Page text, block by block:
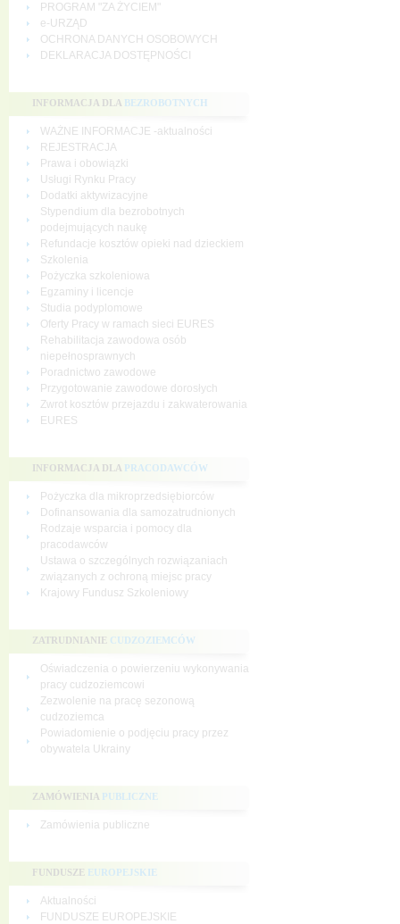
PROGRAM "ZA ŻYCIEM"
e-URZĄD
OCHRONA DANYCH OSOBOWYCH
DEKLARACJA DOSTĘPNOŚCI
INFORMACJA DLA BEZROBOTNYCH
WAŻNE INFORMACJE -aktualności
REJESTRACJA
Prawa i obowiązki
Usługi Rynku Pracy
Dodatki aktywizacyjne
Stypendium dla bezrobotnych
podejmujących naukę
Refundacje kosztów opieki nad dzieckiem
Szkolenia
Pożyczka szkoleniowa
Egzaminy i licencje
Studia podyplomowe
Oferty Pracy w ramach sieci EURES
Rehabilitacja zawodowa osób
niepełnosprawnych
Poradnictwo zawodowe
Przygotowanie zawodowe dorosłych
Zwrot kosztów przejazdu i zakwaterowania
EURES
INFORMACJA DLA PRACODAWCÓW
Pożyczka dla mikroprzedsiębiorców
Dofinansowania dla samozatrudnionych
Rodzaje wsparcia i pomocy dla
pracodawców
Ustawa o szczególnych rozwiązaniach
związanych z ochroną miejsc pracy
Krajowy Fundusz Szkoleniowy
ZATRUDNIANIE CUDZOZIEMCÓW
Oświadczenia o powierzeniu wykonywania
pracy cudzoziemcowi
Zezwolenie na pracę sezonową
cudzoziemca
Powiadomienie o podjęciu pracy przez
obywatela Ukrainy
ZAMÓWIENIA PUBLICZNE
Zamówienia publiczne
FUNDUSZE EUROPEJSKIE
Aktualności
FUNDUSZE EUROPEJSKIE